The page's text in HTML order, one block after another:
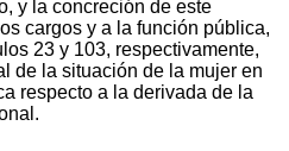
y la concreción de este
cargos y a la función pública,
23 y 103, respectivamente,
de la situación de la mujer en
respecto a la derivada de la